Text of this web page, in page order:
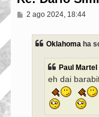
M
2 ago 2024, 18:44
Oklahoma ha
Paul Martel
eh dai